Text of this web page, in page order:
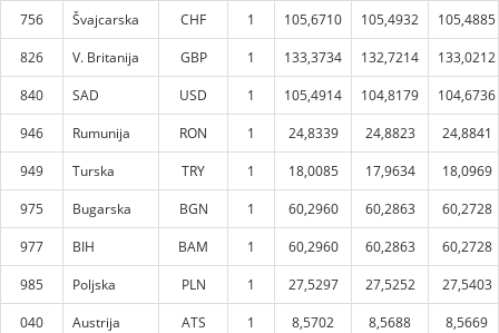
756
Švajcarska CHF 1 105,6710 105,4932
105,4885
826
V. Britanija GBP 1 133,3734 132,7214
133,0212
840
SAD USD 1 105,4914 104,8179
104,6736
946
Rumunija RON 1 24,8339 24,8823
24,8841
949
Turska TRY 1 18,0085 17,9634
18,0969
975
Bugarska BGN 1 60,2960 60,2863
60,2728
977
BIH BAM 1 60,2960 60,2863
60,2728
985
Poljska PLN 1 27,5297 27,5252
27,5403
040
Austrija ATS 1 8,5702 8,5688
8,5669